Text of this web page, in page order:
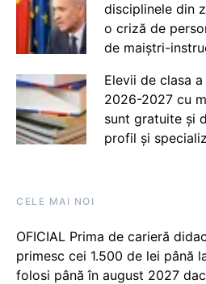
disciplinele din
o criză de
de maiștri-
Elevii de clasa
2026-2027 cu
sunt gratuite și
profil și
CELE MAI NOI
OFICIAL Prima de carieră
primesc cei 1.500 de lei până
folosi până în august 2027